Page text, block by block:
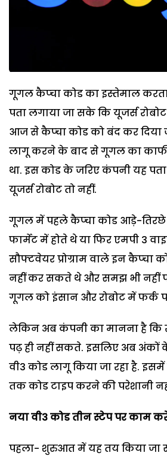
गूगल कैप्चा कोड का इस्तेमाल
पता लगाया जा सके कि यूजर्स
आज से कैप्चा कोड को बंद कर दिया
लागू करने के बाद से गूगल का
था. इस कोड के जरिए कंपनी यह
यूजर्स रोबोट तो नहीं.
गूगल में पहले कैप्चा कोड आड़े-तिरछे
फार्मेट में होते थे या फिर एमपी 3
सौफ्टवेयर प्रोग्राम वाले इन कैप्चा
नहीं कर सकते थे और समझ भी नहीं
गूगल को इंसान और रोबोट में फर्क
लेकिन अब कंपनी का मानना है कि
पढ़ ही नहीं सकते. इसलिए अब अंकों
वी3 कोड लागू किया जा रहा है.
तक कोड टाइप करने की परेशानी
नया वी3 कोड तीन स्टेप पर काम
पहला- शुरुआत में यह तय किया जा